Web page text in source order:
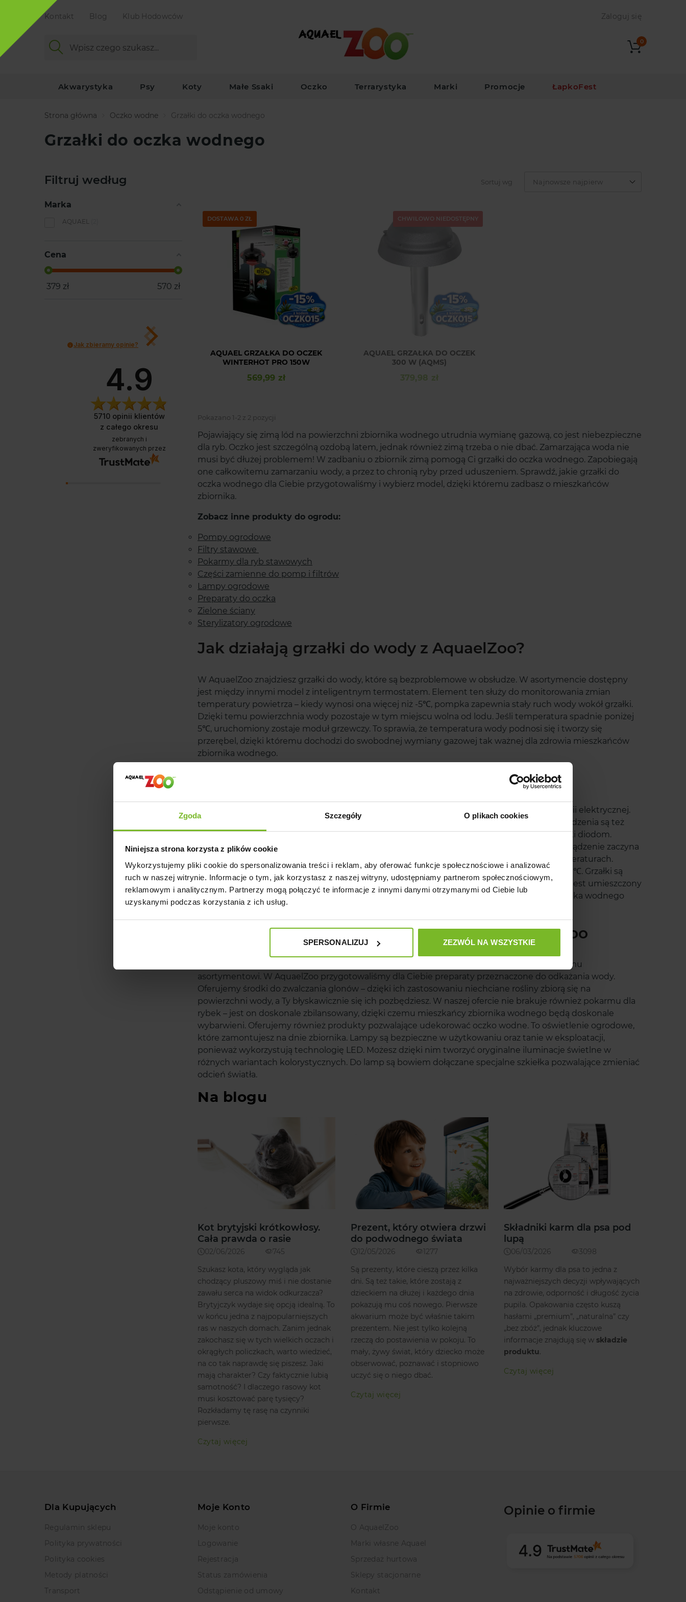
Zgoda Szczegóły O plikach cookies
Niniejsza strona korzysta z plików cookie
Wykorzystujemy pliki cookie do spersonalizowania treści i reklam, aby oferować funkcje społecznościowe i analizować
ruch w naszej witrynie. Informacje o tym, jak korzystasz z naszej witryny, udostępniamy partnerom społecznościowym,
reklamowym i analitycznym. Partnerzy mogą połączyć te informacje z innymi danymi otrzymanymi od Ciebie lub
uzyskanymi podczas korzystania z ich usług.
SPERSONALIZUJ ZEZWÓL NA WSZYSTKIE
Kontakt Blog Klub Hodowców Zaloguj się
0
Akwarystyka Psy Koty Małe Ssaki Oczko Terrarystyka Marki Promocje ŁapkoFest
Strona główna Oczko wodne Grzałki do oczka wodnego
Grzałki do oczka wodnego
Sortuj wg Najnowsze najpierw
DOSTAWA 0 ZŁ
AQUAEL GRZAŁKA DO OCZEK
WINTERHOT PRO 150W
Cena
569,99 zł
CHWILOWO NIEDOSTĘPNY
AQUAEL GRZAŁKA DO OCZEK
300 W (AQMS)
Cena
379,98 zł
Pokazano 1-2 z 2 pozycji
Pojawiający się zimą lód na powierzchni zbiornika wodnego utrudnia wymianę gazową, co jest niebezpieczne
dla ryb. Oczko jest szczególną ozdobą latem, jednak również zimą trzeba o nie dbać. Zamarzająca woda nie
musi być dłużej problemem! W zadbaniu o zbiornik zimą pomogą Ci grzałki do oczka wodnego. Zapobiegają
one całkowitemu zamarzaniu wody, a przez to chronią ryby przed uduszeniem. Sprawdź, jakie grzałki do
oczka wodnego dla Ciebie przygotowaliśmy i wybierz model, dzięki któremu zadbasz o mieszkańców
zbiornika.
Zobacz inne produkty do ogrodu:
Pompy ogrodowe
Filtry stawowe
Pokarmy dla ryb stawowych
Części zamienne do pomp i filtrów
Lampy ogrodowe
Preparaty do oczka
Zielone ściany
Sterylizatory ogrodowe
Jak działają grzałki do wody z AquaelZoo?
W AquaelZoo znajdziesz grzałki do wody, które są bezproblemowe w obsłudze. W asortymencie dostępny
jest między innymi model z inteligentnym termostatem. Element ten służy do monitorowania zmian
temperatury powietrza – kiedy wynosi ona więcej niż -5℃, pompka zapewnia stały ruch wody wokół grzałki.
Dzięki temu powierzchnia wody pozostaje w tym miejscu wolna od lodu. Jeśli temperatura spadnie poniżej
5℃, uruchomiony zostaje moduł grzewczy. To sprawia, że temperatura wody podnosi się i tworzy się
przerębel, dzięki któremu dochodzi do swobodnej wymiany gazowej tak ważnej dla zdrowia mieszkańców
zbiornika wodnego.
Odkryj zalety grzałek do wody z AquaelZoo
W naszym asortymencie znajdziesz grzałki do wody, które nie zużywają niepotrzebnie energii elektrycznej.
Są więc tanie w eksploatacji, a jednocześnie doskonale radzą sobie z zamarzającą wodą. Urządzenia są też
łatwe w obsłudze – w naszej ofercie znajdziesz model, którego działanie możesz śledzić dzięki diodom.
Zielona oznacza, że grzałka jest podłączona do prądu, natomiast czerwona zapala się, gdy urządzenie zaczyna
pracować. Grzałki dostępne w AquaelZoo są przystosowane do pracy w bardzo niskich temperaturach.
Doskonale poradzą sobie nawet w trakcie bardzo mroźnej zimy, gdy temperatury sięgają -30℃. Grzałki są
wykonane z wysokiej jakości materiałów, co zapewnia długie użytkowanie. Element grzejny jest umieszczony
w aluminiowej rurze. Grzałki to urządzenia bezpieczne dla ryb. Dzięki nim mieszkańcy zbiornika wodnego
przetrwają do wiosny.
Poznaj inne produkty z szerokiej oferty AquaelZoo
Zamarzająca woda to tylko jeden z wielu problemów, z którymi poradzisz sobie dzięki naszemu
asortymentowi. W AquaelZoo przygotowaliśmy dla Ciebie preparaty przeznaczone do odkażania wody.
Oferujemy środki do zwalczania glonów – dzięki ich zastosowaniu niechciane rośliny zbiorą się na
powierzchni wody, a Ty błyskawicznie się ich pozbędziesz. W naszej ofercie nie brakuje również pokarmu dla
rybek – jest on doskonale zbilansowany, dzięki czemu mieszkańcy zbiornika wodnego będą doskonale
wybarwieni. Oferujemy również produkty pozwalające udekorować oczko wodne. To oświetlenie ogrodowe,
które zamontujesz na dnie zbiornika. Lampy są bezpieczne w użytkowaniu oraz tanie w eksploatacji,
ponieważ wykorzystują technologię LED. Możesz dzięki nim tworzyć oryginalne iluminacje świetlne w
różnych wariantach kolorystycznych. Do lamp są bowiem dołączane specjalne szkiełka pozwalające zmieniać
odcień światła.
Na blogu
Kot brytyjski krótkowłosy.
Cała prawda o rasie
02/06/2026
745
Szukasz kota, który wygląda jak
chodzący pluszowy miś i nie dostanie
zawału serca na widok odkurzacza?
Brytyjczyk wydaje się opcją idealną. To
w końcu jedna z najpopularniejszych
ras w naszych domach. Zanim jednak
zakochasz się w tych wielkich oczach i
okrągłych policzkach, warto wiedzieć,
na co tak naprawdę się piszesz. Jaki
mają charakter? Czy faktycznie lubią
samotność? I dlaczego rasowy kot
musi kosztować parę tysięcy?
Rozkładamy tę rasę na czynniki
pierwsze.
Czytaj więcej
Prezent, który otwiera drzwi
do podwodnego świata
12/05/2026
1277
Są prezenty, które cieszą przez kilka
dni. Są też takie, które zostają z
dzieckiem na dłużej i każdego dnia
pokazują mu coś nowego. Pierwsze
akwarium może być właśnie takim
prezentem. Nie jest tylko kolejną
rzeczą do postawienia w pokoju. To
mały, żywy świat, który dziecko może
obserwować, poznawać i stopniowo
uczyć się o niego dbać.
Czytaj więcej
Składniki karm dla psa pod
lupą
06/03/2026
3098
Wybór karmy dla psa to jedna z
najważniejszych decyzji wpływających
na zdrowie, odporność i długość życia
pupila. Opakowania często kuszą
hasłami „premium”, „naturalna” czy
„bez zbóż”, jednak kluczowe
informacje znajdują się w składzie
produktu.
Czytaj więcej
Filtruj według
Marka
AQUAEL
Cena
379 zł 570 zł
Jak zbieramy opinie?
4.9
5710opinii klientów
z całego okresu
zebranych i
zweryfikowanych przez
Komentarz sklepu
Dziękujemy za wspaniałą opinię!
Twoja satysfakcja to nasz cel.
Mamy nadzieję, że wkrótce znów u
nas zagościsz!
Ksawery
zweryfikowano
łatwa płatność iszybka
2025-03-04
Komentarz sklepu
Dziękujemy za docenienie naszej
pracy! Cieszymy się, że zakupy w
naszym sklepie były dla Ciebie
Aleksandra
2025-03-03
wczoraj
Dla Kupujących
Regulamin sklepu
Polityka prywatności
Polityka cookies
Metody platności
Transport
Moje Konto
Moje konto
Logowanie
Rejestracja
Status zamówienia
Odstąpienie od umowy
O Firmie
O AquaelZoo
Marki własne Aquael
Sprzedaż hurtowa
Sklepy stacjonarne
Kontakt
Opinie o firmie